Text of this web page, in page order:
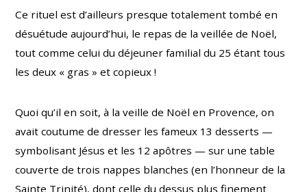
Ce rituel est d’ailleurs presque totalement tombé en
désuétude aujourd’hui, le repas de la veillée de Noël,
tout comme celui du déjeuner familial du 25 étant tous
les deux « gras » et copieux !
Quoi qu’il en soit, à la veille de Noël en Provence, on
avait coutume de dresser les fameux 13 desserts —
symbolisant Jésus et les 12 apôtres — sur une table
couverte de trois nappes blanches (en l’honneur de la
Sainte Trinité), dont celle du dessus plus finement